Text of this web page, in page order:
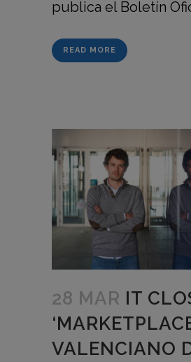
publica el Boletín
READ MORE
28 MAR IT
VALENCIANO